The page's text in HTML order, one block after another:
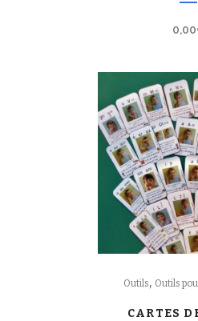
0,00
Outils, Outils
CARTES